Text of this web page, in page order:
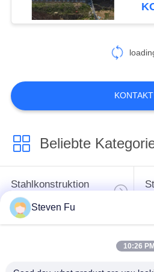
Beliebte
Stahlkonstruktion
Lager
Steven Fu
10:26 PM